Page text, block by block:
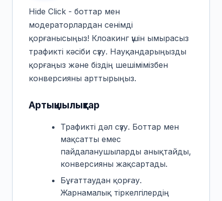
Hide Click - боттар мен
модераторлардан сенімді
қорғанысыңыз! Клоакинг үшін ымырасыз
трафикті кәсіби сүзу. Науқандарыңызды
қорғаңыз және біздің шешімімізбен
конверсияны арттырыңыз.
Артықшылықтар
Трафикті дәл сүзу. Боттар мен
мақсатты емес
пайдаланушыларды анықтайды,
конверсияны жақсартады.
Бұғаттаудан қорғау.
Жарнамалық тіркелгілердің